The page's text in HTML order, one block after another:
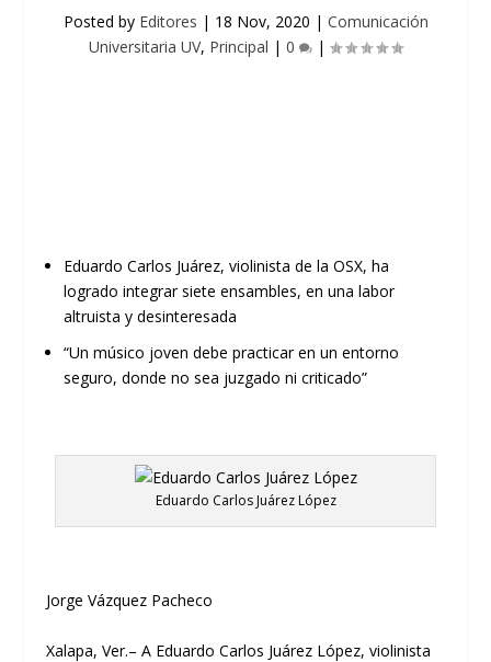
Posted by Editores | 18 Nov, 2020 | Comunicación
Universitaria UV, Principal | 0 |
Eduardo Carlos Juárez, violinista de la OSX, ha
logrado integrar siete ensambles, en unalabor
altruista y desinteresada
“Un músico joven debe practicar en un entorno
seguro, donde no sea juzgado ni criticado”
Eduardo Carlos Juárez López
Jorge Vázquez Pacheco
Xalapa,Ver.– A Eduardo Carlos Juárez López, violinista